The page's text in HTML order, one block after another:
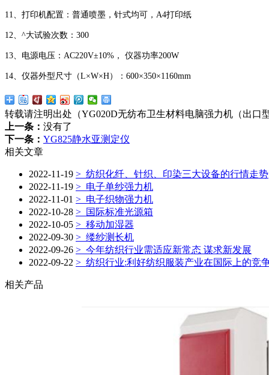
11、打印机配置：普通喷墨，针式均可，A4打印纸
12、^大试验次数：300
13、电源电压：AC220V±10%， 仪器功率200W
14、仪器外型尺寸（L×W×H）：600×350×1160mm
转载请注明出处（YG020D无纺布卫生材料电脑强力机（出口
上一条： 没有了
下一条： YG825静水亚测定仪
相关文章
2022-11-19 > 纺织化纤、针织、印染三大设备的行情走势
2022-11-19 > 电子单纱强力机
2022-11-01 > 电子织物强力机
2022-10-28 > 国际标准光源箱
2022-10-05 > 移动加湿器
2022-09-30 > 缕纱测长机
2022-09-26 > 今年纺织行业需适应新常态 谋求新发展
2022-09-22 > 纺织行业:利好纺织服装产业在国际上的竞
相关产品